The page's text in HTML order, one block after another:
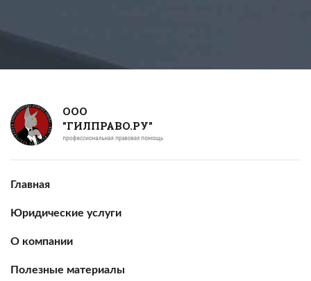
ООО
"ГИЛПРАВО.РУ"
Главная
Юридические услуги
О компании
Полезные материалы